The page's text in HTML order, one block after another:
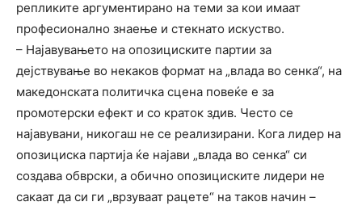
репликите аргументирано на теми за кои имаат
професионално знаење и стекнато искуство.
– Најавувањето на опозициските партии за
дејствување во некаков формат на „влада во сенка“, на
македонската политичка сцена повеќе е за
промотерски ефект и со краток здив. Често се
најавувани, никогаш не се реализирани. Кога лидер на
опозициска партија ќе најави „влада во сенка“ си
создава обврски, а обично опозициските лидери не
сакаат да си ги „врзуваат рацете“ на таков начин –